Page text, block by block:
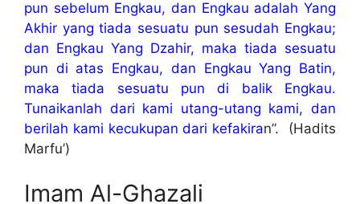
pun sebelum Engkau, dan Engkau adalah Yang
Akhir yang tiada sesuatu pun sesudah Engkau;
dan Engkau Yang Dzahir, maka tiada sesuatu
pun di atas Engkau, dan Engkau Yang Batin,
maka tiada sesuatu pun di balik Engkau.
Tunaikanlah dari kami utang-utang kami, dan
berilah kami kecukupan dari kefakiran”. (Hadits
Marfu’)
Imam Al-Ghazali